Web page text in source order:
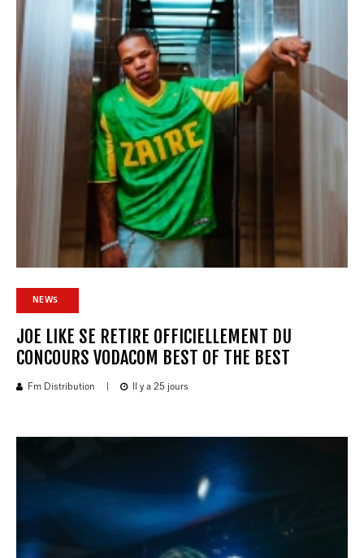
NEWS
JOE LIKE SE RETIRE OFFICIELLEMENT DU
CONCOURS VODACOM BEST OF THE BEST
Fm Distribution Il y a 25 jours